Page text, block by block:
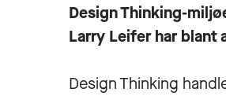
Design Thinking-
Larry Leifer har blant
Design Thinking